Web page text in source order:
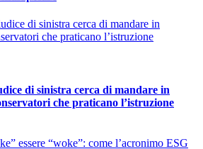
di sinistra cerca di mandare in
che praticano l’istruzione